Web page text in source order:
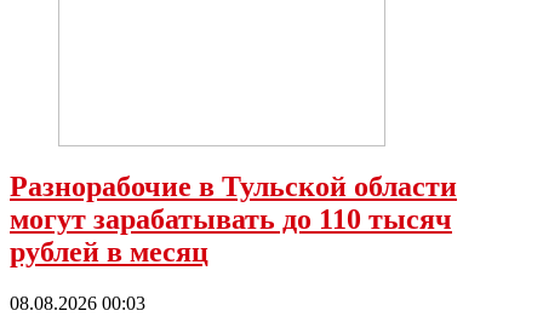
Разнорабочие в Тульской области
могут зарабатывать до 110 тысяч
рублей в месяц
08.08.2026 00:03